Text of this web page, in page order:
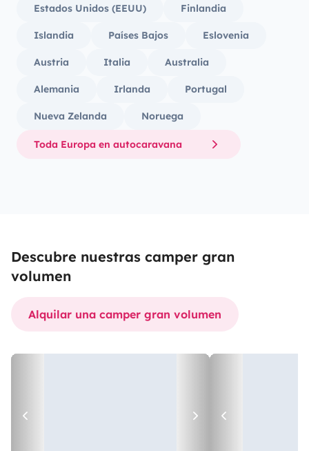
Estados Unidos (EEUU) Finlandia
Islandia Países Bajos Eslovenia
Austria Italia Australia
Alemania Irlanda Portugal
Nueva Zelanda Noruega
Toda Europa en autocaravana
Descubre nuestras camper gran
volumen
Alquilar una camper gran volumen